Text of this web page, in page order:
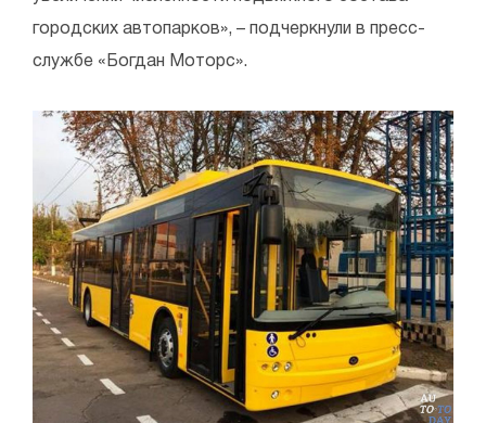
городских автопарков», – подчеркнули в пресс-
службе «Богдан Моторс».